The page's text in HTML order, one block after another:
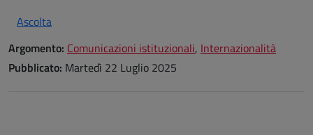
Ascolta
Argomento: Comunicazioni istituzionali, Internazionalità
Pubblicato: Martedì 22 Luglio 2025